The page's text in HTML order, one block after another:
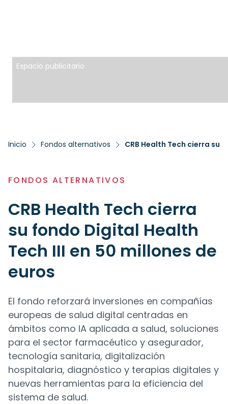
Espacio publicitario
Inicio Fondos alternativos CRB Health Tech cierra su
FONDOS ALTERNATIVOS
CRB Health Tech cierra
su fondo Digital Health
Tech III en 50 millones de
euros
El fondo reforzará inversiones en compañías
europeas de salud digital centradas en
ámbitos como IA aplicada a salud, soluciones
para el sector farmacéutico y asegurador,
tecnología sanitaria, digitalización
hospitalaria, diagnóstico y terapias digitales y
nuevas herramientas para la eficiencia del
sistema de salud.